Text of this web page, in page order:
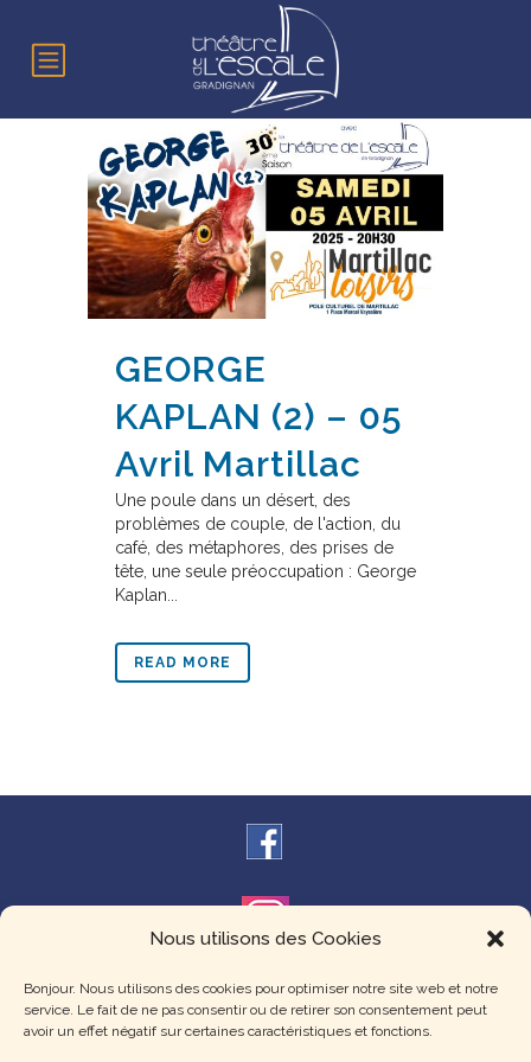
Nous utilisons des Cookies
Bonjour. Nous utilisons des cookies pour optimiser notre site web et notre
service. Le fait de ne pas consentir ou de retirer son consentement peut
avoir un effet négatif sur certaines caractéristiques et fonctions.
GEORGE
KAPLAN (2) – 05
Avril Martillac
Une poule dans un désert, des
problèmes de couple, de l'action, du
café, des métaphores, des prises de
tête, une seule préoccupation : George
Kaplan...
READ MORE
Théâtre de l'Escale de Gradignan
Tél. : 07.67.12.91.74